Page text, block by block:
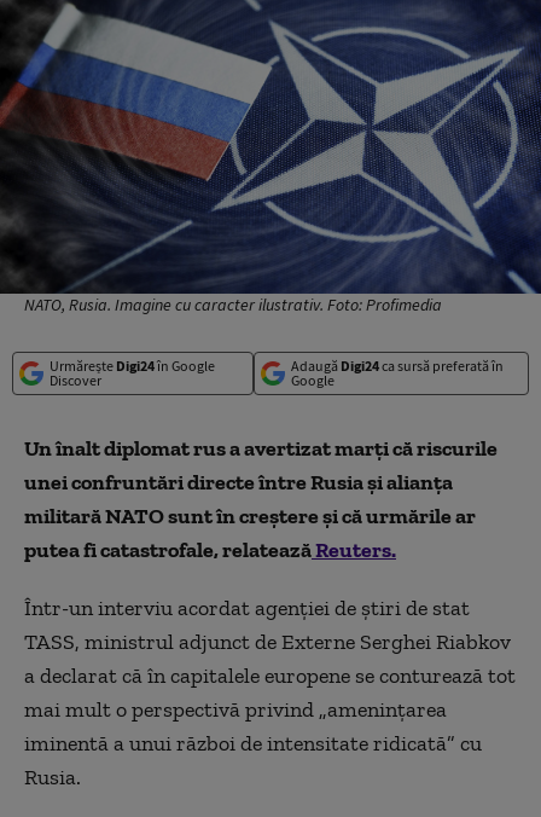
NATO, Rusia. Imagine cu caracter ilustrativ. Foto: Profimedia
Urmărește Digi24în Google
Discover
Adaugă Digi24ca sursă preferată în
Google
Un înalt diplomat rus a avertizat marți că riscurile
unei confruntări directe între Rusia și alianța
militară NATO sunt în creștere și că urmările ar
putea fi catastrofale, relateazăReuters.
Într-un interviu acordat agenției de știri de stat
TASS, ministrul adjunct de Externe Serghei Riabkov
a declarat că în capitalele europene se conturează tot
mai mult o perspectivă privind „amenințarea
iminentă a unui război de intensitate ridicată” cu
Rusia.